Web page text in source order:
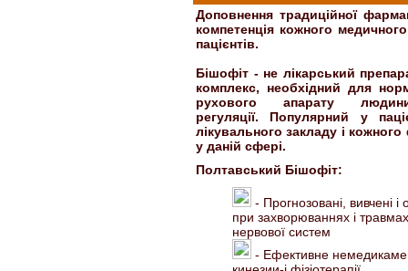
Доповнення традиційної
компетенція кожного
пацієнтів.
Бішофіт - не лікарський
комплекс, необхідний для
рухового апарату
регуляції. Популярний у
лікувального закладу і
у даній сфері.
Полтавський Бішофіт:
- Прогнозовані, вивчені і
при захворюваннях і
нервової систем
- Ефективне